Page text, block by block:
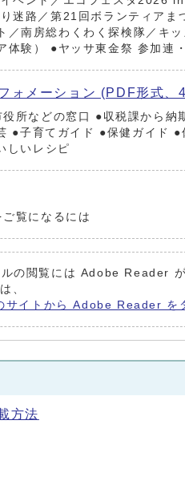
迷路／第21回ボランティア
／南房総わくわく探検隊／キ
体験） ●ヤッサ東金祭 参加連
ォメーション (PDF形式、
所などの窓口 ●収税課から
●子育てガイド ●保健ガイド
しいレシピ
覧になるには
の閲覧には Adobe Reader
、
サイトから Adobe Reader を
方法